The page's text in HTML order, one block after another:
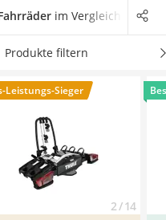
mehrerer Räder.
Fahrräder, um trotz
2026 besonders
mit seinen Eigenschaften.
im Vergleich
Produkte filtern
Leistungs-Sieger
2 / 14